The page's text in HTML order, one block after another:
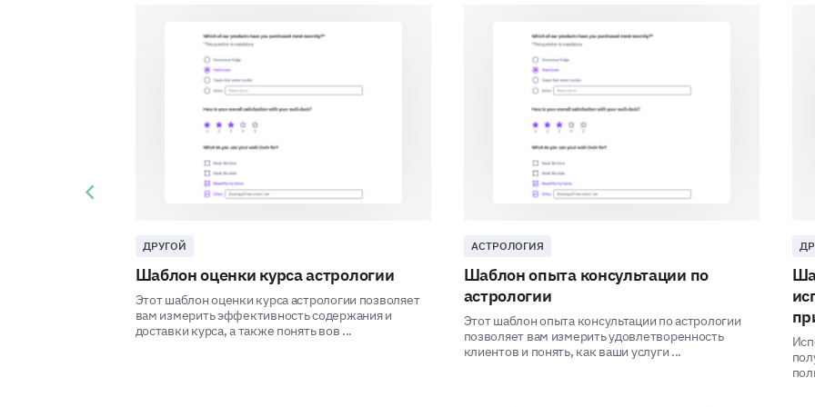
How likely are you to recommend our
Extremely likely
Somewhat likely
Neutral
Somewhat unlikely
Your Personal Preferences
Let's move on to know your personal
ДРУГОЙ
Шаблон оценки курса астрологии
Этот шаблон оценки курса астрологии позволяет
вам измерить эффективность содержания и
доставки курса, а также понять вов ...
АСТРОЛОГИЯ
Шаблон опыта консультации по
астрологии
Этот шаблон опыта консультации по астрологии
позволяет вам измерить удовлетворенность
клиентов и понять, как ваши услуги ...
Previous slide